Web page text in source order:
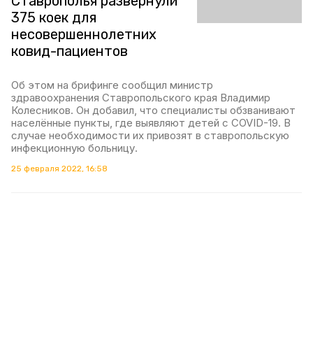
375 коек для
несовершеннолетних
ковид-пациентов
Об этом на брифинге сообщил министр
здравоохранения Ставропольского края Владимир
Колесников. Он добавил, что специалисты обзванивают
населённые пункты, где выявляют детей с COVID-19. В
случае необходимости их привозят в ставропольскую
инфекционную больницу.
25 февраля 2022, 16:58